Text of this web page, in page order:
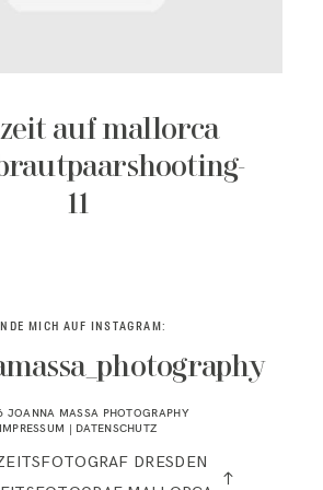
auf mallorca
11
MICH AUF INSTAGRAM:
MASSA PHOTOGRAPHY
IMPRESSUM | DATENSCHUTZ
DRESDEN